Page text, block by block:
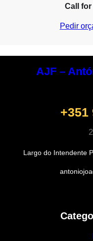
Call for
Pedir
AJF –
+351
Largo do Intendente